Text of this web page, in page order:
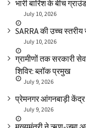
भारी बारिश के बीच
July 10, 2026
SARRA की उच्च
July 10, 2026
ग्रामीणों तक सरकारी
शिविर: ब्लॉक प्रमुख
July 9, 2026
प्रेमनगर आंगनबाड़ी केंद्र
July 9, 2026